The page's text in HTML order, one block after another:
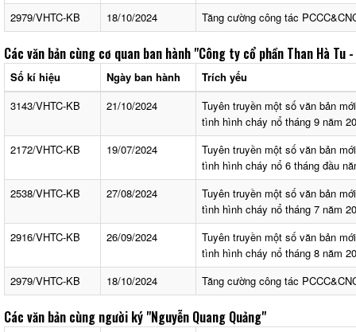
2979/VHTC-KB
18/10/2024 Tăng cường công tác
Các văn bản cùng cơ quan ban hành "Công ty cổ phần Than Hà Tu
Số kí hiệu Ngày ban hành
Trích yếu
3143/VHTC-KB
21/10/2024
Tuyên truyền một số văn bản
tình hình cháy nổ tháng 9 năm
2172/VHTC-KB
19/07/2024
Tuyên truyền một số văn bản
tình hình cháy nổ 6 tháng đầu
2538/VHTC-KB
27/08/2024
Tuyên truyền một số văn bản
tình hình cháy nổ tháng 7 năm
2916/VHTC-KB
26/09/2024
Tuyên truyền một số văn bản
tình hình cháy nổ tháng 8 năm
2979/VHTC-KB
18/10/2024 Tăng cường công tác
Các văn bản cùng người ký "Nguyễn Quang Quảng"